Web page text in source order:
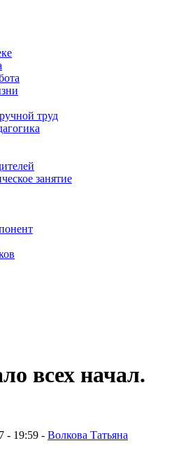
труд
занятие
всех начал.
- 19:59 - Волкова Татьяна